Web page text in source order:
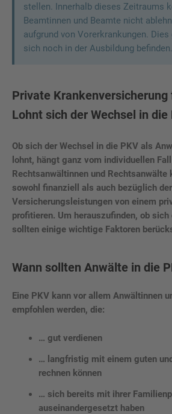
stellen. Innerhalb dieses Zeitraums
Beamtinnen und Beamte nicht
aufgrund von Vorerkrankungen.
sich noch in der Ausbildung befinden.
Private
Lohnt sich der Wechsel in die
Ob sich der Wechsel in die PKV als
lohnt, hängt ganz vom individuellen
Rechtsanwältinnen und Rechtsanwälte
sowohl finanziell als auch bezüglich der
Versicherungsleistungen von einem
profitieren. Um herauszufinden, ob sich
sollten einige wichtige Faktoren
Wann sollten Anwälte in die
Eine PKV kann vor allem Anwältinnen
empfohlen werden, die:
… gut verdienen
… langfristig mit einem guten
rechnen können
… sich bereits mit ihrer
auseinandergesetzt haben